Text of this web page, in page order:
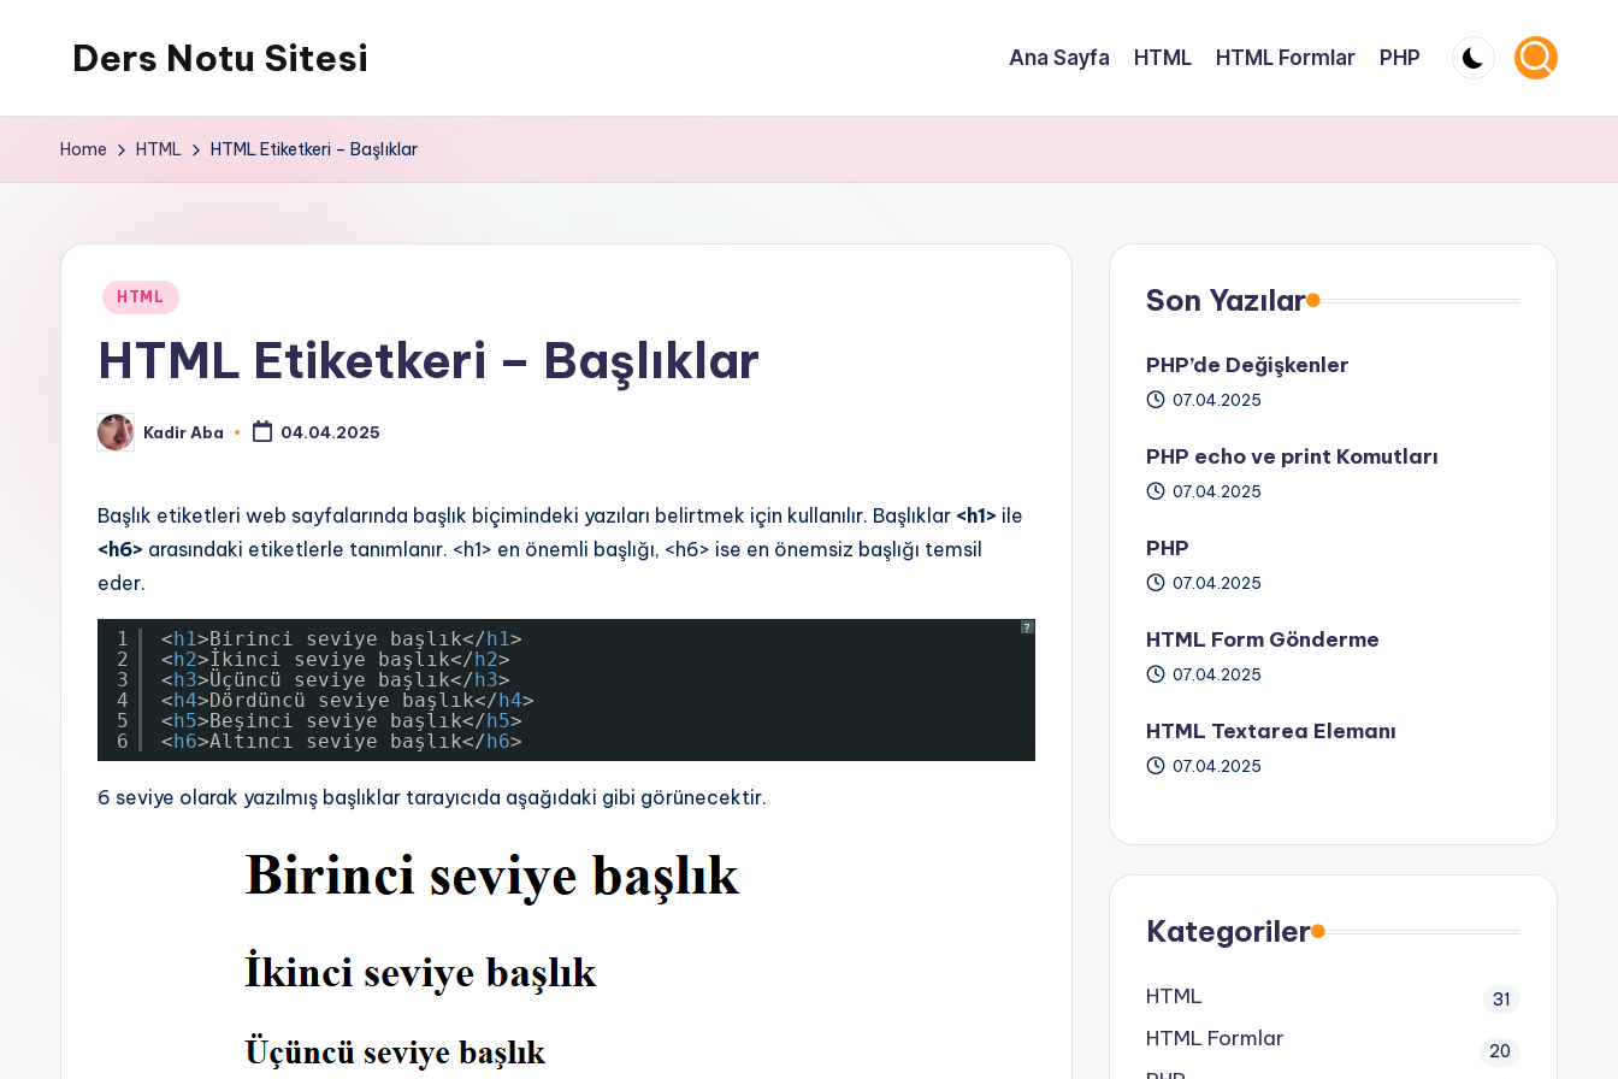
Ders Notu Sitesi
Notları
Ana Sayfa HTML HTML Formlar PHP
Home HTML HTML Etiketkeri – Başlıklar
Posted
HTML
HTML Etiketkeri – Başlıklar
Posted
by
Kadir Aba 04.04.2025
Başlık etiketleri web sayfalarında başlık biçimindeki yazıları belirtmek için kullanılır. Başlıklar <h1> ile
<h6> arasındaki etiketlerle tanımlanır. <h1> en önemli başlığı, <h6> ise en önemsiz başlığı temsil
eder.
?
1
2
3
4
5
6
<h1>Birinci seviye başlık</h1>
<h2>İkinci seviye başlık</h2>
<h3>Üçüncü seviye başlık</h3>
<h4>Dördüncü seviye başlık</h4>
<h5>Beşinci seviye başlık</h5>
<h6>Altıncı seviye başlık</h6>
6 seviye olarak yazılmış başlıklar tarayıcıda aşağıdaki gibi görünecektir.
Son Yazılar
PHP’de Değişkenler
07.04.2025
PHP echo ve print Komutları
07.04.2025
PHP
07.04.2025
HTML Form Gönderme
07.04.2025
HTML Textarea Elemanı
07.04.2025
Kategoriler
HTML 31
HTML Formlar 20